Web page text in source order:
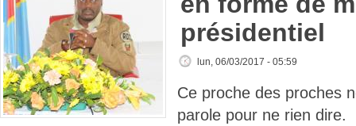
présidentiel
lun, 06/03/2017 - 05:59
Ce proche des proches
parole pour ne rien dire.